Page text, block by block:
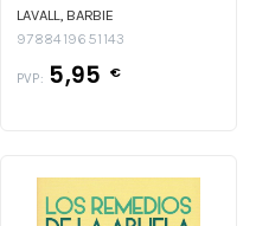
LAVALL, BARBIE
9788419651143
PVP: 5,95 €